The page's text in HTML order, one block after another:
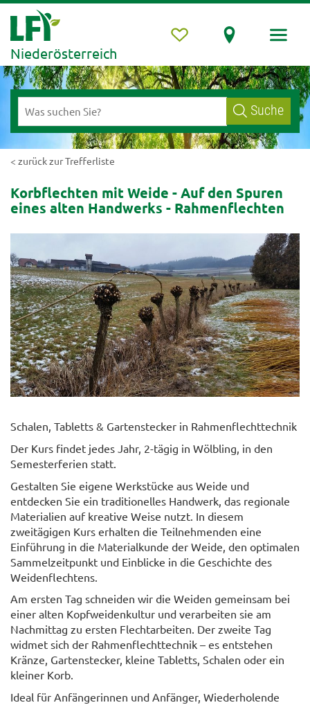
Niederösterreich
Suche
< zurück zur Trefferliste
Korbflechten mit Weide - Auf den Spuren
eines alten Handwerks - Rahmenflechten
Schalen, Tabletts & Gartenstecker in Rahmenflechttechnik
Der Kurs findet jedes Jahr, 2-tägig in Wölbling, in den
Semesterferien statt.
Gestalten Sie eigene Werkstücke aus Weide und
entdecken Sie ein traditionelles Handwerk, das regionale
Materialien auf kreative Weise nutzt. In diesem
zweitägigen Kurs erhalten die Teilnehmenden eine
Einführung in die Materialkunde der Weide, den optimalen
Sammelzeitpunkt und Einblicke in die Geschichte des
Weidenflechtens.
Am ersten Tag schneiden wir die Weiden gemeinsam bei
einer alten Kopfweidenkultur und verarbeiten sie am
Nachmittag zu ersten Flechtarbeiten. Der zweite Tag
widmet sich der Rahmenflechttechnik – es entstehen
Kränze, Gartenstecker, kleine Tabletts, Schalen oder ein
kleiner Korb.
Ideal für Anfängerinnen und Anfänger, Wiederholende